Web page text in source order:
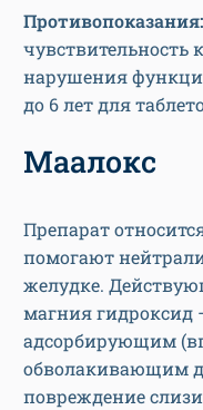
Противопоказания:
чувствительность
нарушения
до 6 лет для
Маалокс
Препарат
помогают
желудке.
магния гидроксид
адсорбирующим
обволакивающим
повреждение